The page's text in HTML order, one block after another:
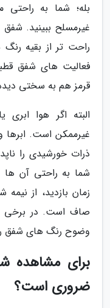
بله؛ شما به
غیرمسلح ببینید.
راحت تر از بقیه
فعالیت های شفق
قرمز هم به سختی
البته اگر هوا
غیرممکن است. ابرها
ذرات خورشیدی را
شما به راحتی آن ها
زمان بازدید، از
صاف است. در برخی
وضوح رنگ های شفق
برای مشاهده
ضروری است؟